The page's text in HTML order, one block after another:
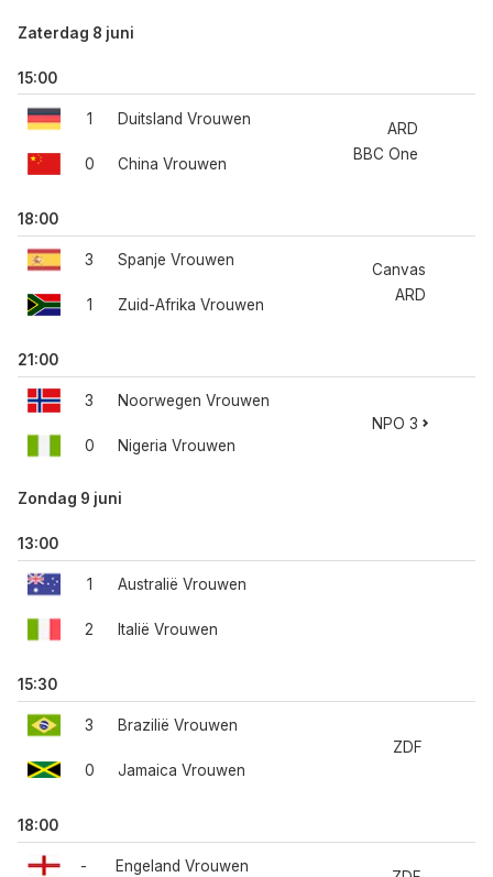
Zaterdag 8 juni
15:00
1
0
Duitsland Vrouwen
China Vrouwen
ARD
BBC One
18:00
3
1
Spanje Vrouwen
Zuid-Afrika Vrouwen
Canvas
ARD
21:00
3
0
Noorwegen Vrouwen
Nigeria Vrouwen
NPO 3
Zondag 9 juni
13:00
1
2
Australië Vrouwen
Italië Vrouwen
15:30
3
0
Brazilië Vrouwen
Jamaica Vrouwen
ZDF
18:00
- Engeland Vrouwen